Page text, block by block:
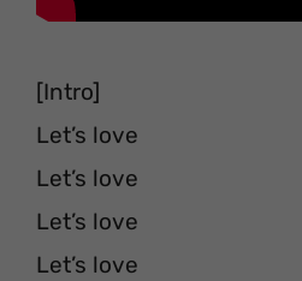
[Intro]
Let’s love
Let’s love
Let’s love
Let’s love